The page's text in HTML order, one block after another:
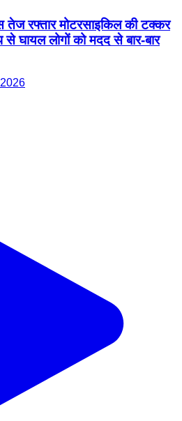
तेज रफ्तार मोटरसाइकिल की टक्कर
लोगों को मदद से बार-बार